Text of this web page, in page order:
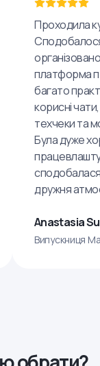
Проходила
платформа
багато
корисні
техчеки та
Була дуже
дружня
Anastasia
Випускниця